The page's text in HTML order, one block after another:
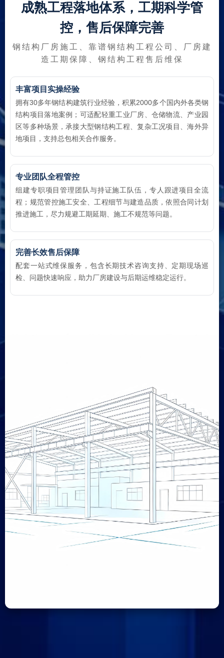
丰富项目实操经验
拥有30多年钢结构建筑行业经验，积累2000多个国内外各类钢
结构项目落地案例；可适配轻重工业厂房、仓储物流、产业园
区等多种场景，承接大型钢结构工程、复杂工况项目、海外异
地项目，支持总包相关合作服务。
成熟工程落地体系，工期科学管
控，售后保障完善
钢结构厂房施工、靠谱钢结构工程公司、厂房建
造工期保障、钢结构工程售后维保
专业团队全程管控
组建专职项目管理团队与持证施工队伍，专人跟进项目全流
程；规范管控施工安全、工程细节与建造品质，依照合同计划
推进施工，尽力规避工期延期、施工不规范等问题。
完善长效售后保障
配套一站式维保服务，包含长期技术咨询支持、定期现场巡
检、问题快速响应，助力厂房建设与后期运维稳定运行。